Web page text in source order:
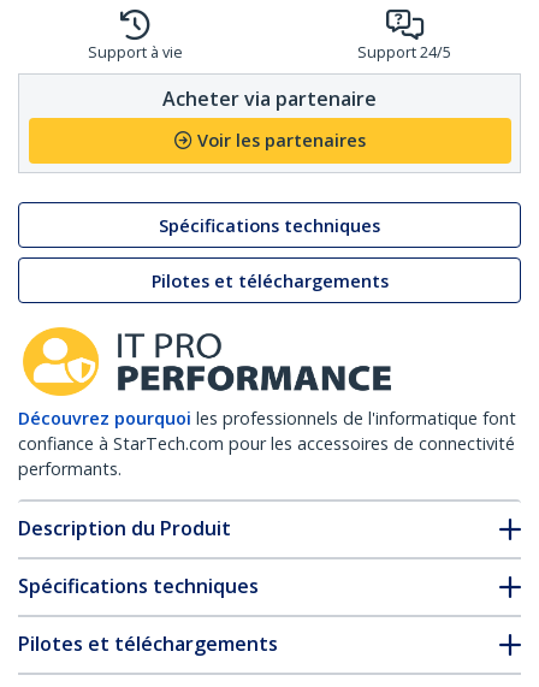
Support à vie Support 24/5
Acheter via partenaire
Voir les partenaires
Spécifications techniques
Pilotes et téléchargements
Découvrez pourquoi les professionnels de l'informatique font
confiance à StarTech.com pour les accessoires de connectivité
performants.
Description du Produit
Spécifications techniques
Pilotes et téléchargements